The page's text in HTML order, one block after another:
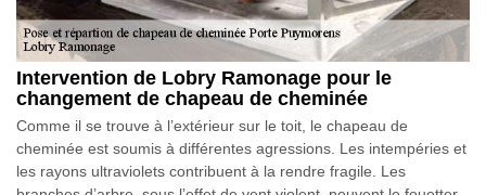
Intervention de Lobry Ramonage pour le
changement de chapeau de cheminée
Comme il se trouve à l’extérieur sur le toit, le chapeau de
cheminée est soumis à différentes agressions. Les intempéries et
les rayons ultraviolets contribuent à la rendre fragile. Les